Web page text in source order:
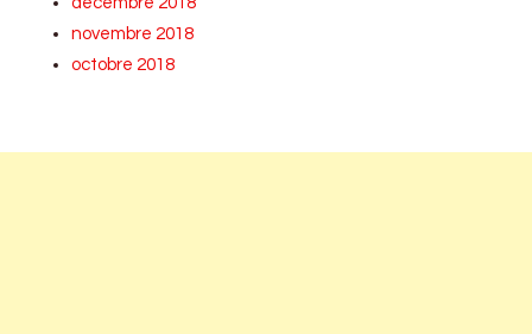
novembre 2018
octobre 2018